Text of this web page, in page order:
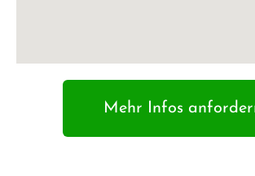
Mehr Infos